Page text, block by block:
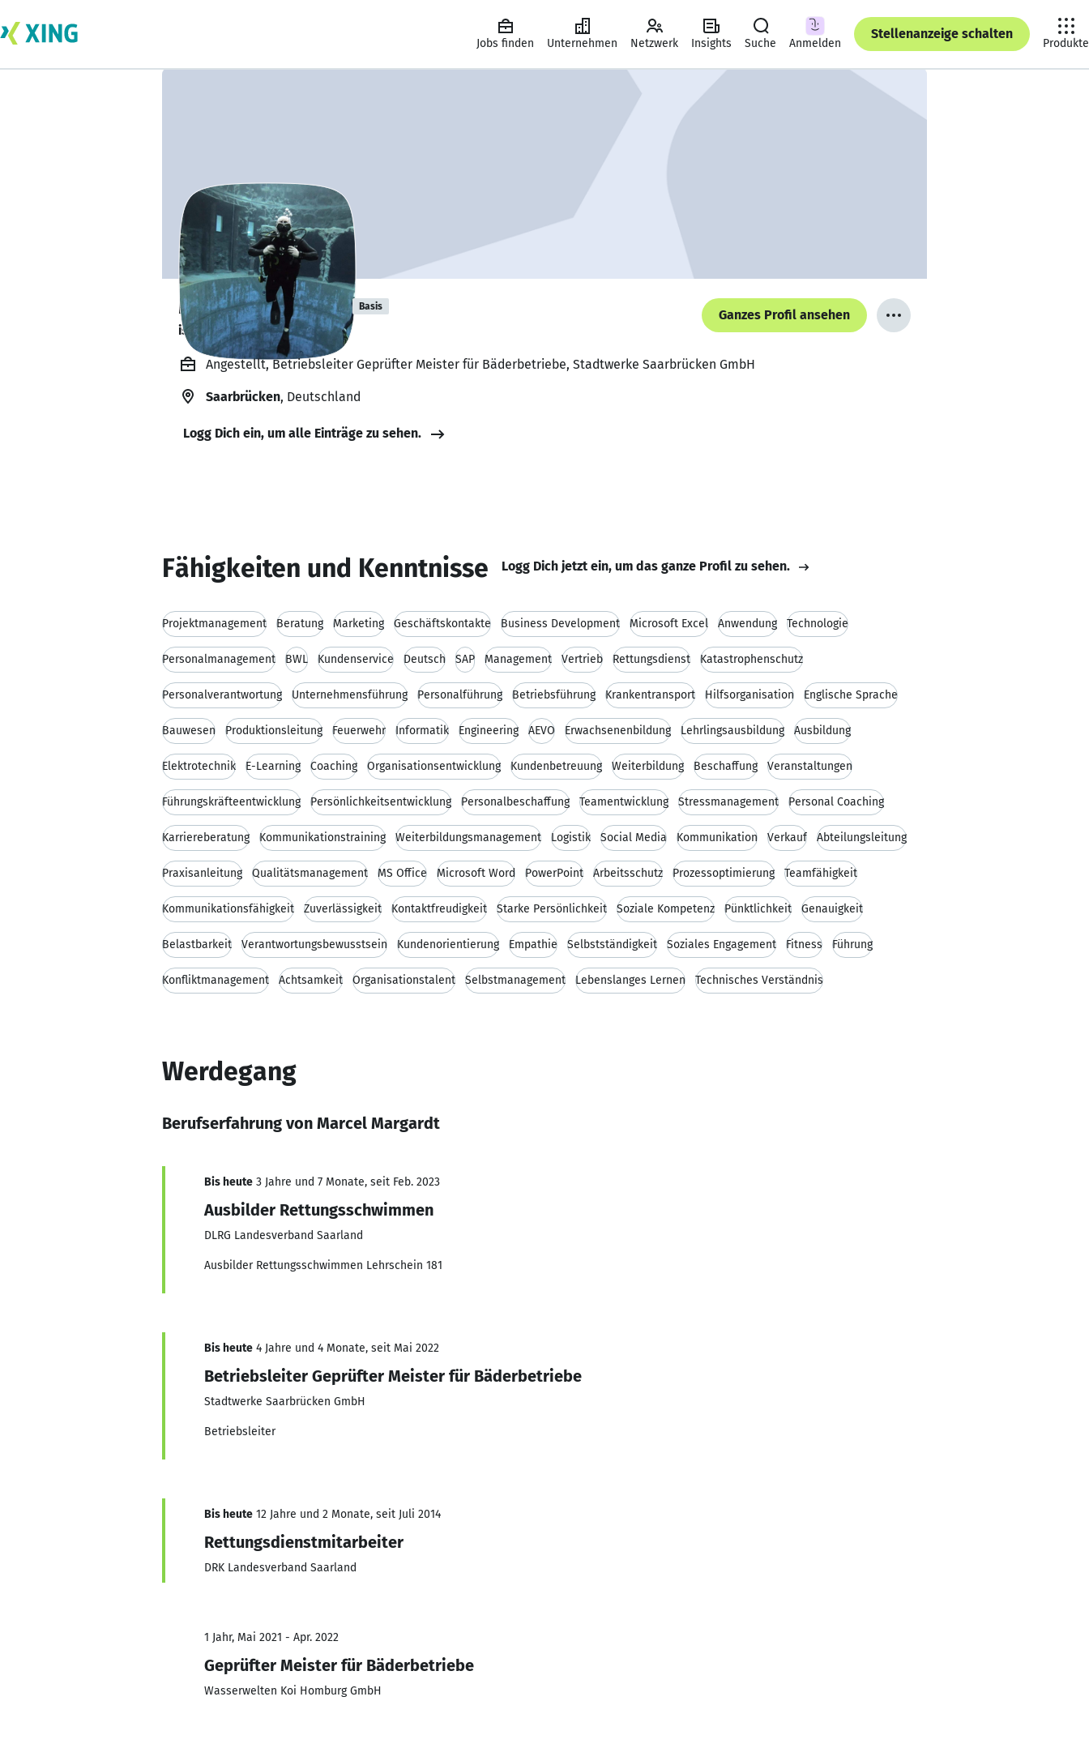
Jobs finden Unternehmen Netzwerk Insights Suche Anmelden
Stellenanzeige schalten
Produkte
Marcel Margardt Basis
ist offen für Projekte. 🔎
Ganzes Profil ansehen
Angestellt, Betriebsleiter Geprüfter Meister für Bäderbetriebe, Stadtwerke Saarbrücken GmbH
Saarbrücken, Deutschland
Logg Dich ein, um alle Einträge zu sehen.
Fähigkeiten und Kenntnisse Logg Dich jetzt ein, um das ganze Profil zu sehen.
Projektmanagement Beratung Marketing Geschäftskontakte Business Development Microsoft Excel Anwendung Technologie
Personalmanagement BWL Kundenservice Deutsch SAP Management Vertrieb Rettungsdienst Katastrophenschutz
Personalverantwortung Unternehmensführung Personalführung Betriebsführung Krankentransport Hilfsorganisation Englische Sprache
Bauwesen Produktionsleitung Feuerwehr Informatik Engineering AEVO Erwachsenenbildung Lehrlingsausbildung Ausbildung
Elektrotechnik E-Learning Coaching Organisationsentwicklung Kundenbetreuung Weiterbildung Beschaffung Veranstaltungen
Führungskräfteentwicklung Persönlichkeitsentwicklung Personalbeschaffung Teamentwicklung Stressmanagement Personal Coaching
Karriereberatung Kommunikationstraining Weiterbildungsmanagement Logistik Social Media Kommunikation Verkauf Abteilungsleitung
Praxisanleitung Qualitätsmanagement MS Office Microsoft Word PowerPoint Arbeitsschutz Prozessoptimierung Teamfähigkeit
Kommunikationsfähigkeit Zuverlässigkeit Kontaktfreudigkeit Starke Persönlichkeit Soziale Kompetenz Pünktlichkeit Genauigkeit
Belastbarkeit Verantwortungsbewusstsein Kundenorientierung Empathie Selbstständigkeit Soziales Engagement Fitness Führung
Konfliktmanagement Achtsamkeit Organisationstalent Selbstmanagement Lebenslanges Lernen Technisches Verständnis
Werdegang
Berufserfahrung von Marcel Margardt
Bis heute 3 Jahre und 7 Monate, seit Feb. 2023
Ausbilder Rettungsschwimmen
DLRG Landesverband Saarland
Ausbilder Rettungsschwimmen Lehrschein 181
Bis heute 4 Jahre und 4 Monate, seit Mai 2022
Betriebsleiter Geprüfter Meister für Bäderbetriebe
Stadtwerke Saarbrücken GmbH
Betriebsleiter
Bis heute 12 Jahre und 2 Monate, seit Juli 2014
Rettungsdienstmitarbeiter
DRK Landesverband Saarland
1 Jahr, Mai 2021 - Apr. 2022
Geprüfter Meister für Bäderbetriebe
Wasserwelten Koi Homburg GmbH